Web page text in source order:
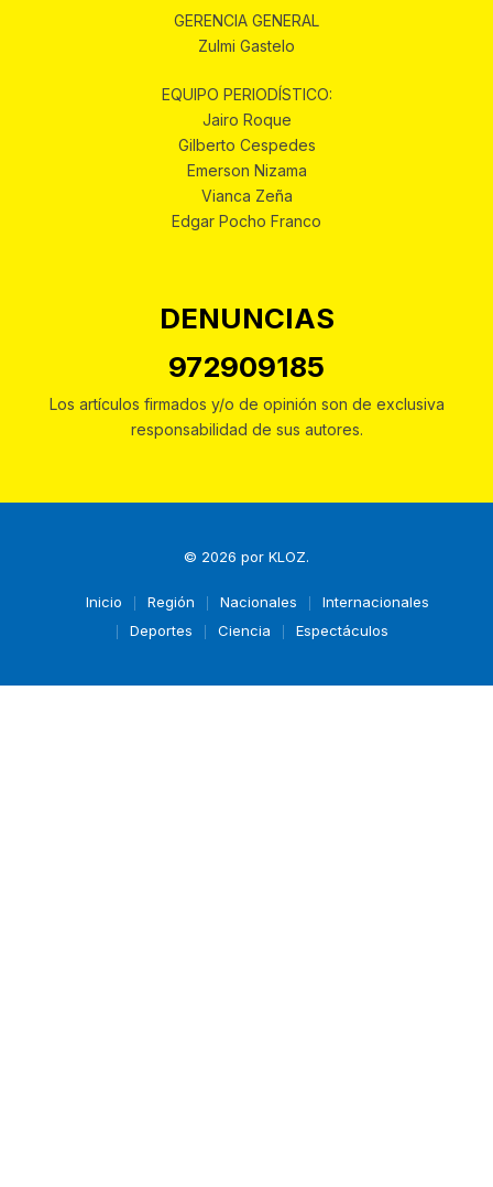
GERENCIA GENERAL
Zulmi Gastelo
EQUIPO PERIODÍSTICO:
Jairo Roque
Gilberto Cespedes
Emerson Nizama
Vianca Zeña
Edgar Pocho Franco
DENUNCIAS
972909185
Los artículos firmados y/o de opinión son de exclusiva
responsabilidad de sus autores.
© 2026 por KLOZ.
Inicio Región Nacionales
Internacionales
Deportes
Ciencia Espectáculos